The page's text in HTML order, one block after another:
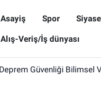
Asayiş Spor
Alış-Veriş/İş dünyası
Deprem Güvenliği Bilimsel